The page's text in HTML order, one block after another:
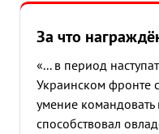
За что
«... в период
Украинском фронте
умение командовать
способствовал